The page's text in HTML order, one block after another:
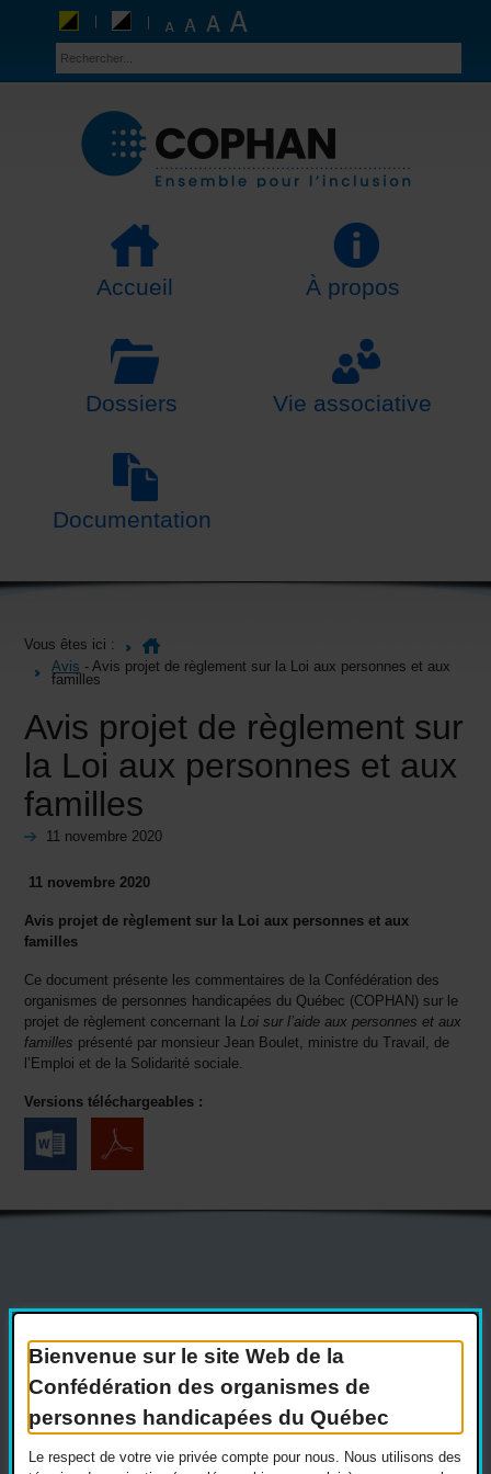
Bienvenue sur le site Web de la
Confédération des organismes de
personnes handicapées du Québec
Le respect de votre vie privée compte pour nous. Nous utilisons des
Accueil À propos
Dossiers Vie associative
Documentation
Vous êtes ici :
Avis - Avis projet de règlement sur la Loi aux personnes et aux
familles
Avis projet de règlement sur
la Loi aux personnes et aux
familles
11 novembre 2020
11 novembre 2020
Avis projet de règlement sur la Loi aux personnes et aux
familles
Ce document présente les commentaires de la Confédération des
organismes de personnes handicapées du Québec (COPHAN) sur le
projet de règlement concernant la Loi sur l’aide aux personnes et aux
familles présenté par monsieur Jean Boulet, ministre du Travail, de
l’Emploi et de la Solidarité sociale.
Versions téléchargeables :
Actualités Devenir membre
Nous joindre Nous recrutons
Réseaux sociaux
Guide sur l’accessibilité universelle